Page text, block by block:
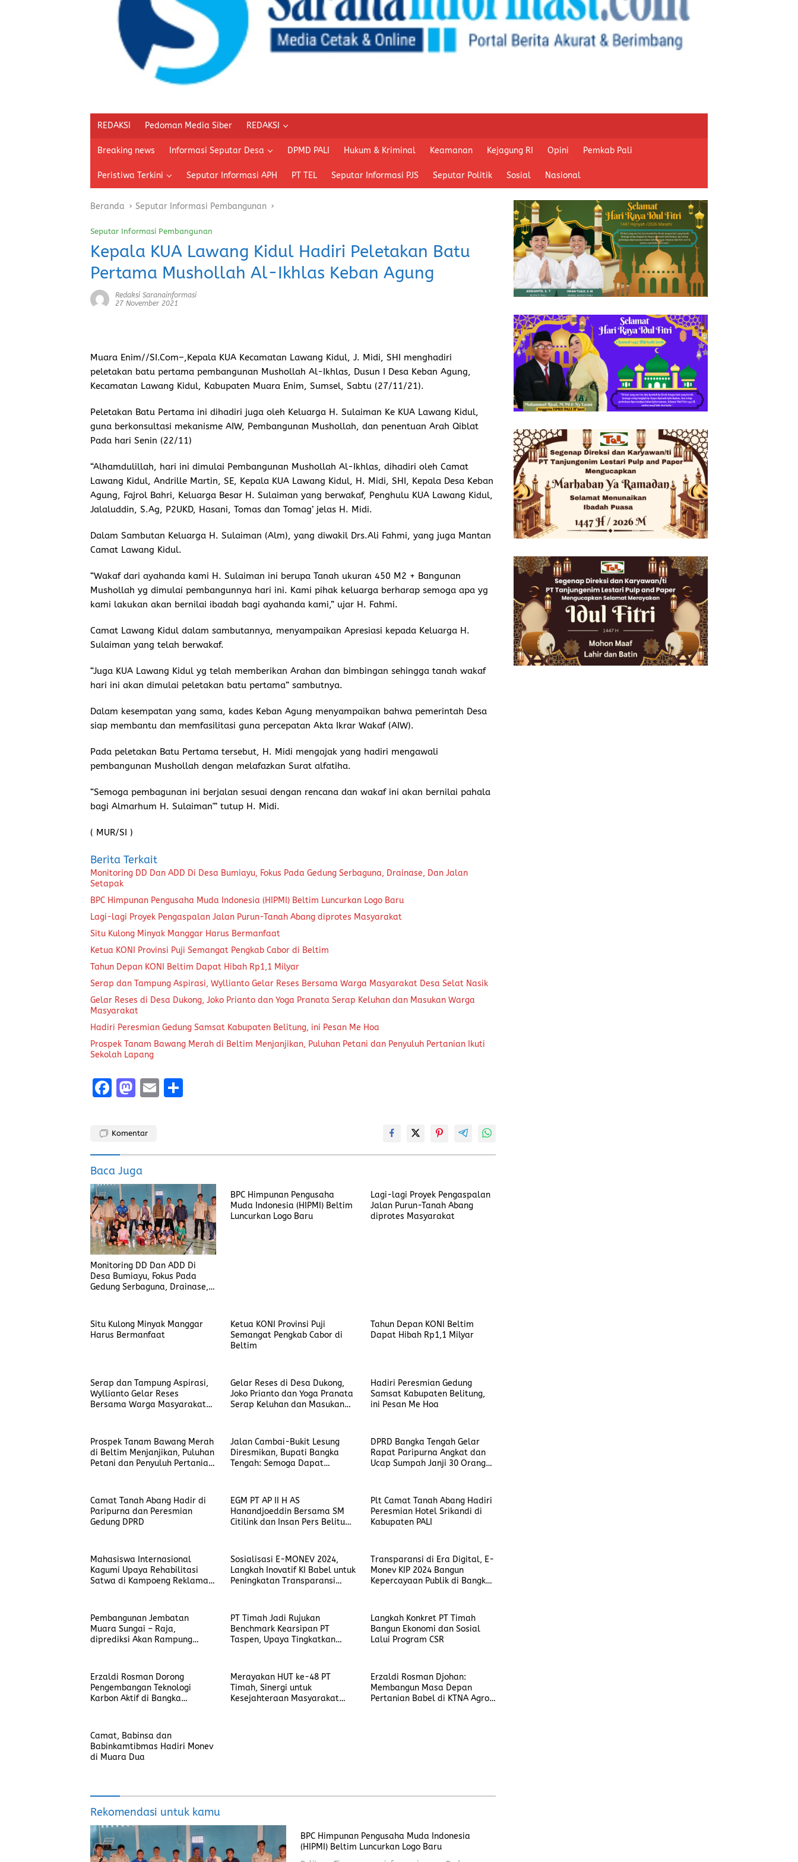
REDAKSI Pedoman Media Siber REDAKSI
Breaking news Informasi Seputar Desa DPMD PALI Hukum & Kriminal Keamanan Kejagung RI Opini Pemkab Pali
Peristiwa Terkini Seputar Informasi APH PT TEL Seputar Informasi PJS Seputar Politik Sosial Nasional
Beranda Seputar Informasi Pembangunan
Seputar Informasi Pembangunan
Kepala KUA Lawang Kidul Hadiri Peletakan Batu
Pertama Mushollah Al-Ikhlas Keban Agung
Redaksi Saranainformasi
27 November 2021
Muara Enim//SI.Com–,Kepala KUA Kecamatan Lawang Kidul, J. Midi, SHI menghadiri
peletakan batu pertama pembangunan Mushollah Al-Ikhlas, Dusun I Desa Keban Agung,
Kecamatan Lawang Kidul, Kabupaten Muara Enim, Sumsel, Sabtu (27/11/21).
Peletakan Batu Pertama ini dihadiri juga oleh Keluarga H. Sulaiman Ke KUA Lawang Kidul,
guna berkonsultasi mekanisme AIW, Pembangunan Mushollah, dan penentuan Arah Qiblat
Pada hari Senin (22/11)
“Alhamdulillah, hari ini dimulai Pembangunan Mushollah Al-Ikhlas, dihadiri oleh Camat
Lawang Kidul, Andrille Martin, SE, Kepala KUA Lawang Kidul, H. Midi, SHI, Kepala Desa Keban
Agung, Fajrol Bahri, Keluarga Besar H. Sulaiman yang berwakaf, Penghulu KUA Lawang Kidul,
Jalaluddin, S.Ag, P2UKD, Hasani, Tomas dan Tomag’ jelas H. Midi.
Dalam Sambutan Keluarga H. Sulaiman (Alm), yang diwakil Drs.Ali Fahmi, yang juga Mantan
Camat Lawang Kidul.
“Wakaf dari ayahanda kami H. Sulaiman ini berupa Tanah ukuran 450 M2 + Bangunan
Mushollah yg dimulai pembangunnya hari ini. Kami pihak keluarga berharap semoga apa yg
kami lakukan akan bernilai ibadah bagi ayahanda kami,” ujar H. Fahmi.
Camat Lawang Kidul dalam sambutannya, menyampaikan Apresiasi kepada Keluarga H.
Sulaiman yang telah berwakaf.
“Juga KUA Lawang Kidul yg telah memberikan Arahan dan bimbingan sehingga tanah wakaf
hari ini akan dimulai peletakan batu pertama” sambutnya.
Dalam kesempatan yang sama, kades Keban Agung menyampaikan bahwa pemerintah Desa
siap membantu dan memfasilitasi guna percepatan Akta Ikrar Wakaf (AIW).
Pada peletakan Batu Pertama tersebut, H. Midi mengajak yang hadiri mengawali
pembangunan Mushollah dengan melafazkan Surat alfatiha.
“Semoga pembagunan ini berjalan sesuai dengan rencana dan wakaf ini akan bernilai pahala
bagi Almarhum H. Sulaiman'” tutup H. Midi.
( MUR/SI )
Berita Terkait
Monitoring DD Dan ADD Di Desa Bumiayu, Fokus Pada Gedung Serbaguna, Drainase, Dan Jalan
Setapak
BPC Himpunan Pengusaha Muda Indonesia (HIPMI) Beltim Luncurkan Logo Baru
Lagi-lagi Proyek Pengaspalan Jalan Purun-Tanah Abang diprotes Masyarakat
Situ Kulong Minyak Manggar Harus Bermanfaat
Ketua KONI Provinsi Puji Semangat Pengkab Cabor di Beltim
Tahun Depan KONI Beltim Dapat Hibah Rp1,1 Milyar
Serap dan Tampung Aspirasi, Wyllianto Gelar Reses Bersama Warga Masyarakat Desa Selat Nasik
Gelar Reses di Desa Dukong, Joko Prianto dan Yoga Pranata Serap Keluhan dan Masukan Warga
Masyarakat
Hadiri Peresmian Gedung Samsat Kabupaten Belitung, ini Pesan Me Hoa
Prospek Tanam Bawang Merah di Beltim Menjanjikan, Puluhan Petani dan Penyuluh Pertanian Ikuti
Sekolah Lapang
F
ce
o
o
k
M
st
d
o
n
E
Komentar
Baca Juga
Monitoring DD Dan ADD Di
Desa Bumiayu, Fokus Pada
Gedung Serbaguna, Drainase,
BPC Himpunan Pengusaha
Muda Indonesia (HIPMI) Beltim
Luncurkan Logo Baru
Lagi-lagi Proyek Pengaspalan
Jalan Purun-Tanah Abang
diprotes Masyarakat
Situ Kulong Minyak Manggar
Harus Bermanfaat
Ketua KONI Provinsi Puji
Semangat Pengkab Cabor di
Beltim
Tahun Depan KONI Beltim
Dapat Hibah Rp1,1 Milyar
Serap dan Tampung Aspirasi,
Wyllianto Gelar Reses
Bersama Warga Masyarakat
Gelar Reses di Desa Dukong,
Joko Prianto dan Yoga Pranata
Serap Keluhan dan Masukan
Hadiri Peresmian Gedung
Samsat Kabupaten Belitung,
ini Pesan Me Hoa
Prospek Tanam Bawang Merah
di Beltim Menjanjikan, Puluhan
Petani dan Penyuluh Pertanian
Jalan Cambai-Bukit Lesung
Diresmikan, Bupati Bangka
Tengah: Semoga Dapat
DPRD Bangka Tengah Gelar
Rapat Paripurna Angkat dan
Ucap Sumpah Janji 30 Orang
Camat Tanah Abang Hadir di
Paripurna dan Peresmian
Gedung DPRD
EGM PT AP II H AS
Hanandjoeddin Bersama SM
Citilink dan Insan Pers Belitung
Plt Camat Tanah Abang Hadiri
Peresmian Hotel Srikandi di
Kabupaten PALI
Mahasiswa Internasional
Kagumi Upaya Rehabilitasi
Satwa di Kampoeng Reklamasi
Sosialisasi E-MONEV 2024,
Langkah Inovatif KI Babel untuk
Peningkatan Transparansi
Transparansi di Era Digital, E-
Monev KIP 2024 Bangun
Kepercayaan Publik di Bangka
Pembangunan Jembatan
Muara Sungai – Raja,
diprediksi Akan Rampung
PT Timah Jadi Rujukan
Benchmark Kearsipan PT
Taspen, Upaya Tingkatkan
Langkah Konkret PT Timah
Bangun Ekonomi dan Sosial
Lalui Program CSR
Erzaldi Rosman Dorong
Pengembangan Teknologi
Karbon Aktif di Bangka
Merayakan HUT ke-48 PT
Timah, Sinergi untuk
Kesejahteraan Masyarakat
Erzaldi Rosman Djohan:
Membangun Masa Depan
Pertanian Babel di KTNA Agro
Camat, Babinsa dan
Babinkamtibmas Hadiri Monev
di Muara Dua
Rekomendasi untuk kamu
BPC Himpunan Pengusaha Muda Indonesia
(HIPMI) Beltim Luncurkan Logo Baru